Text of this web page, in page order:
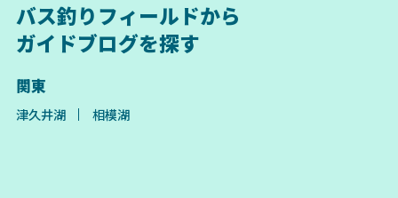
バス釣りフィールドから
ガイドブログを探す
関東
津久井湖 相模湖